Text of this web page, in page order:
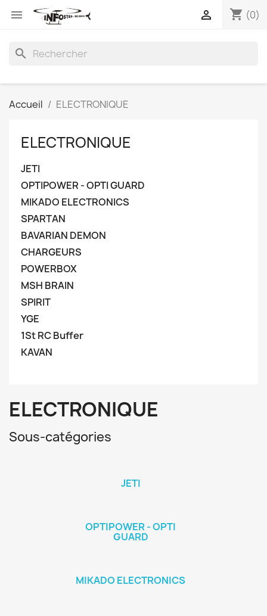
 shopping_cart (0)

search
Accueil ELECTRONIQUE
ELECTRONIQUE
JETI
OPTIPOWER - OPTI GUARD
MIKADO ELECTRONICS
SPARTAN
BAVARIAN DEMON
CHARGEURS
POWERBOX
MSH BRAIN
SPIRIT
YGE
1St RC Buffer
KAVAN
ELECTRONIQUE
Sous-catégories
JETI
OPTIPOWER - OPTI
GUARD
MIKADO ELECTRONICS